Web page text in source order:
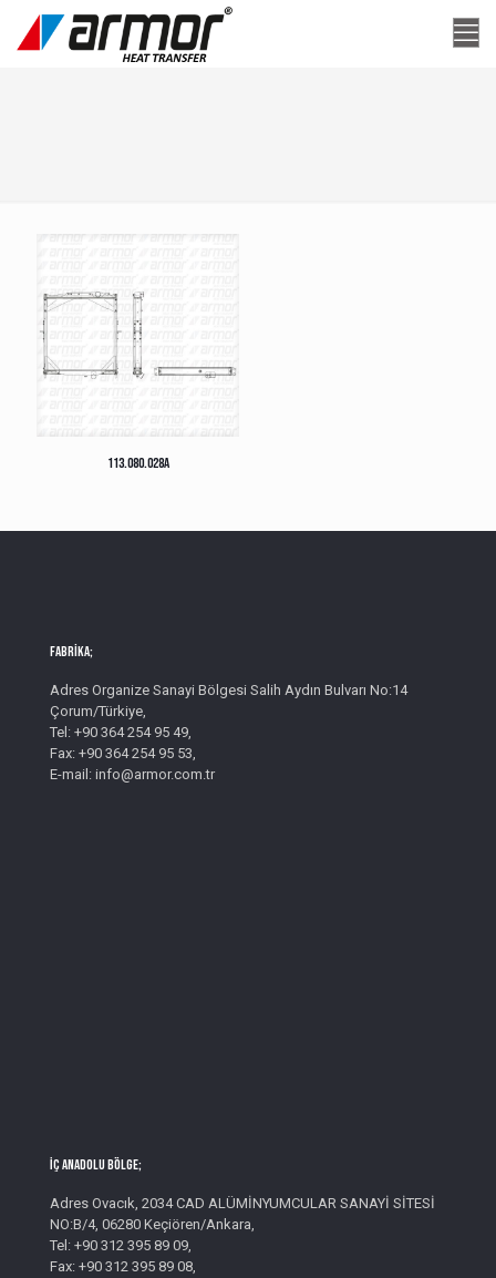
113.080.028A
Fabrika;
Adres Organize Sanayi Bölgesi Salih Aydın Bulvarı No:14
Çorum/Türkiye,
Tel: +90 364 254 95 49,
Fax: +90 364 254 95 53,
E-mail: info@armor.com.tr
İç Anadolu Bölge;
Adres Ovacık, 2034 CAD ALÜMİNYUMCULAR SANAYİ SİTESİ
NO:B/4, 06280 Keçiören/Ankara,
Tel: +90 312 395 89 09,
Fax: +90 312 395 89 08,